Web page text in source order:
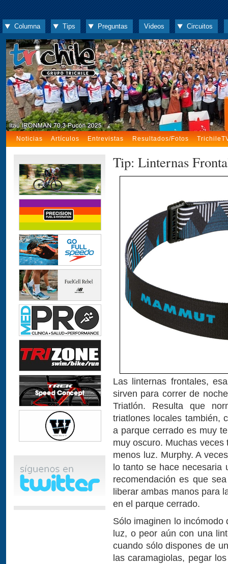
Columna Tips Preguntas Videos Circuitos
Noticias Artículos Entrevistas Resultados/Fotos
Tip: Linternas
Las linternas frontales,
sirven para correr de
Triatlón. Resulta que
triatlones locales también,
a parque cerrado es muy
muy oscuro. Muchas
menos luz. Murphy. A
lo tanto se hace necesaria
recomendación es que
liberar ambas manos para
en el parque cerrado.
Sólo imaginen lo
luz, o peor aún con una
cuando sólo dispones de
las caramagiolas, pegar